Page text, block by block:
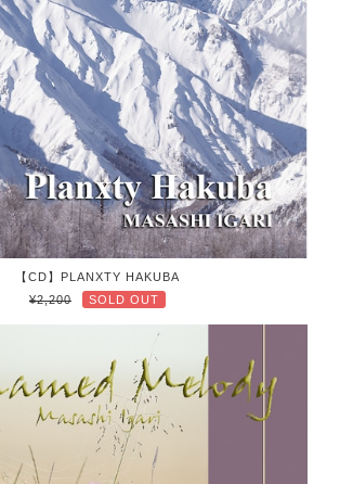
【CD】PLANXTY HAKUBA
¥2,200
SOLD OUT